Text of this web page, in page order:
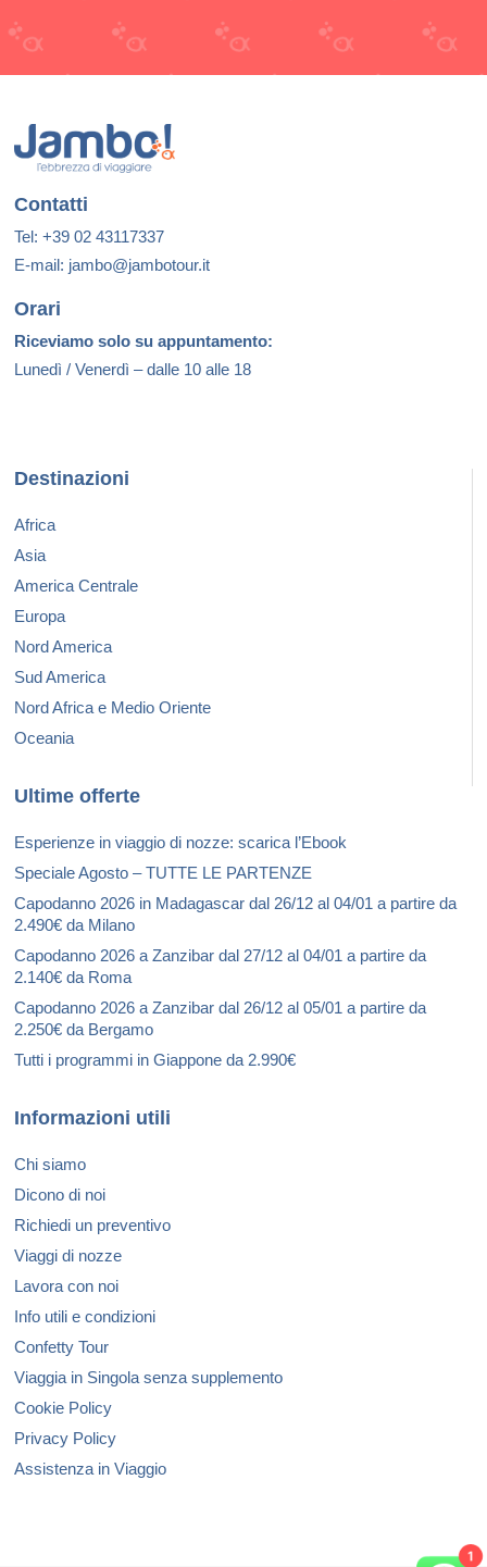
Contatti
Tel: +39 02 43117337
E-mail: jambo@jambotour.it
Orari
Riceviamo solo su appuntamento:
Lunedì / Venerdì – dalle 10 alle 18
Destinazioni
Africa
Asia
America Centrale
Europa
Nord America
Sud America
Nord Africa e Medio Oriente
Oceania
Ultime offerte
Esperienze in viaggio di nozze: scarica l’Ebook
Speciale Agosto – TUTTE LE PARTENZE
Capodanno 2026 in Madagascar dal 26/12 al 04/01 a partire da
2.490€ da Milano
Capodanno 2026 a Zanzibar dal 27/12 al 04/01 a partire da
2.140€ da Roma
Capodanno 2026 a Zanzibar dal 26/12 al 05/01 a partire da
2.250€ da Bergamo
Tutti i programmi in Giappone da 2.990€
Informazioni utili
Chi siamo
Dicono di noi
Richiedi un preventivo
Viaggi di nozze
Lavora con noi
Info utili e condizioni
Confetty Tour
Viaggia in Singola senza supplemento
Cookie Policy
Privacy Policy
Assistenza in Viaggio
1